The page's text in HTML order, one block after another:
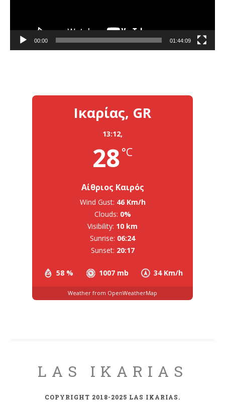
00:00 01:44:09
Ικαρίας, GR
13:12,
28°C
Αίθριος Καιρός
58 % 1007 mb 34 Km/h
Wind Gust: 46 Km/h
Clouds: 0%
Visibility: 10 km
Sunrise: 06:24
Sunset: 20:17
Weather from OpenWeatherMap
LAS IKARIAS
COPYRIGHT 2018-2025 LAS IKARIAS.